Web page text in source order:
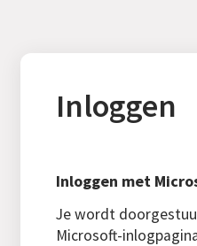
Inloggen
Inloggen met
Je wordt
Microsoft-